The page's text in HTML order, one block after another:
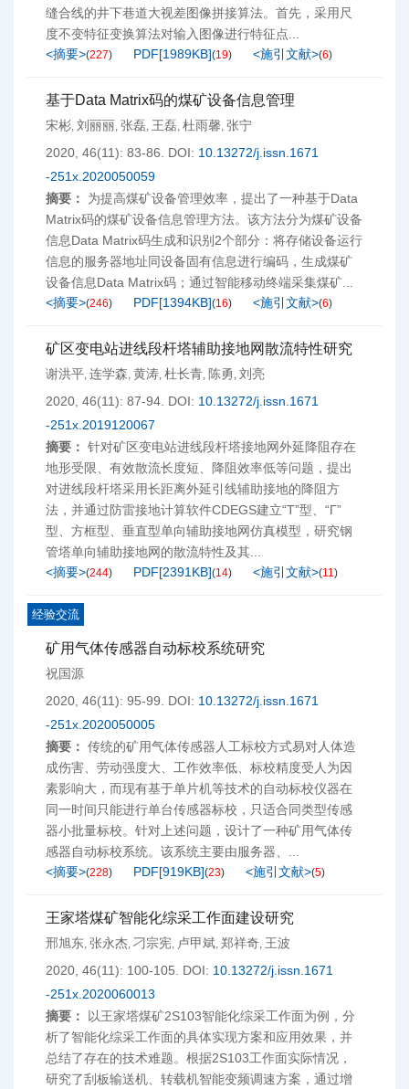
缝合线的井下巷道大视差图像拼接算法。首先，采用尺
度不变特征变换算法对输入图像进行特征点...
<摘要>(227) PDF[1989KB](19) <施引文献>(6)
基于Data Matrix码的煤矿设备信息管理
宋彬, 刘丽丽, 张磊, 王磊, 杜雨馨, 张宁
2020, 46(11): 83-86.
DOI: 10.13272/j.issn.1671
-251x.2020050059
摘要：
为提高煤矿设备管理效率，提出了一种基于Data
Matrix码的煤矿设备信息管理方法。该方法分为煤矿设备
信息Data Matrix码生成和识别2个部分：将存储设备运行
信息的服务器地址同设备固有信息进行编码，生成煤矿
设备信息Data Matrix码；通过智能移动终端采集煤矿...
<摘要>(246) PDF[1394KB](16) <施引文献>(6)
矿区变电站进线段杆塔辅助接地网散流特性研究
谢洪平, 连学森, 黄涛, 杜长青, 陈勇 , 刘亮
2020, 46(11): 87-94. DOI: 10.13272/j.issn.1671
-251x.2019120067
摘要： 针对矿区变电站进线段杆塔接地网外延降阻存在
地形受限、有效散流长度短、降阻效率低等问题，提出
对进线段杆塔采用长距离外延引线辅助接地的降阻方
法，并通过防雷接地计算软件CDEGS建立“Τ”型、“Γ”
型、方框型、垂直型单向辅助接地网仿真模型，研究钢
管塔单向辅助接地网的散流特性及其...
<摘要>(244) PDF[2391KB](14) <施引文献>(11)
经验交流
矿用气体传感器自动标校系统研究
祝国源
2020, 46(11): 95-99.
DOI: 10.13272/j.issn.1671
-251x.2020050005
摘要： 传统的矿用气体传感器人工标校方式易对人体造
成伤害、劳动强度大、工作效率低、标校精度受人为因
素影响大，而现有基于单片机等技术的自动标校仪器在
同一时间只能进行单台传感器标校，只适合同类型传感
器小批量标校。针对上述问题，设计了一种矿用气体传
感器自动标校系统。该系统主要由服务器、...
<摘要>(228) PDF[919KB](23) <施引文献>(5)
王家塔煤矿智能化综采工作面建设研究
邢旭东, 张永杰, 刁宗宪, 卢甲斌, 郑祥奇, 王波
2020, 46(11): 100-105.
DOI: 10.13272/j.issn.1671
-251x.2020060013
摘要：
以王家塔煤矿2S103智能化综采工作面为例，分
析了智能化综采工作面的具体实现方案和应用效果，并
总结了存在的技术难题。根据2S103工作面实际情况，
研究了刮板输送机、转载机智能变频调速方案，通过增